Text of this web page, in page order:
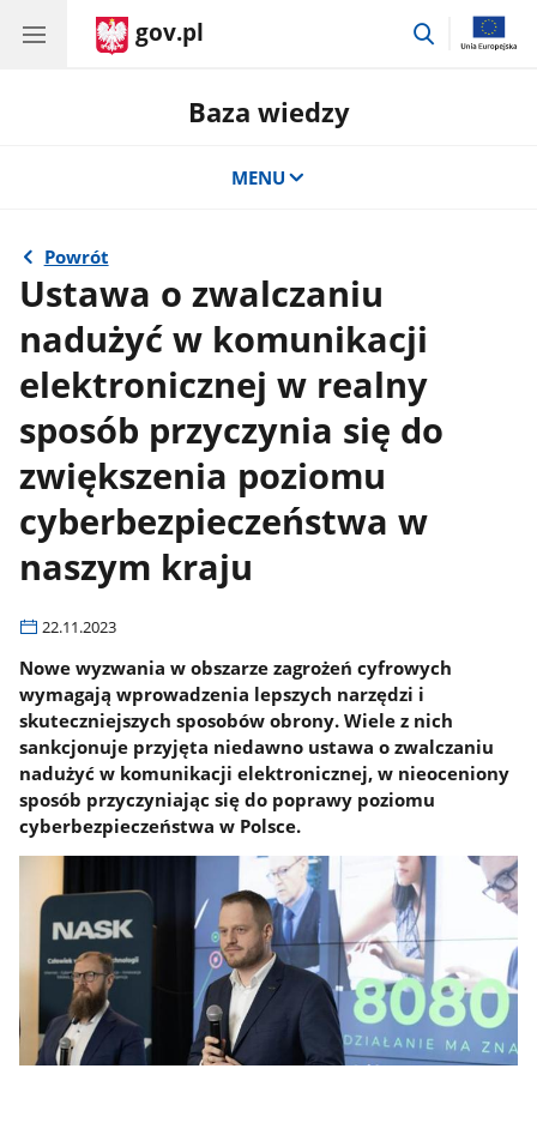
gov.pl
przejdź
Baza wiedzy
MENU
Powrót
Ustawa o zwalczaniu
nadużyć w komunikacji
elektronicznej w realny
sposób przyczynia się do
zwiększenia poziomu
cyberbezpieczeństwa w
naszym kraju
22.11.2023
Nowe wyzwania w obszarze zagrożeń cyfrowych
wymagają wprowadzenia lepszych narzędzi i
skuteczniejszych sposobów obrony. Wiele z nich
sankcjonuje przyjęta niedawno ustawa o zwalczaniu
nadużyć w komunikacji elektronicznej, w nieoceniony
sposób przyczyniając się do poprawy poziomu
cyberbezpieczeństwa w Polsce.